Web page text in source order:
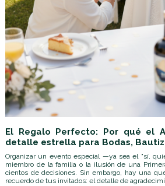
El Regalo Perfecto: Por qué el
detalle estrella para Bodas,
Organizar un evento especial —ya sea el "sí,
miembro de la familia o la ilusión de una
cientos de decisiones. Sin embargo, hay una
recuerdo de tus invitados: el detalle de